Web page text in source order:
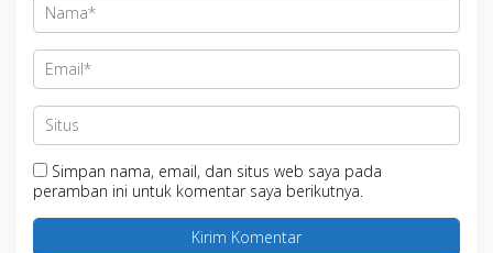
Simpan nama, email, dan situs web saya pada
peramban ini untuk komentar saya berikutnya.